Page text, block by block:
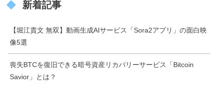
新着記事
【堀江貴文 無双】動画生成AIサービス「Sora2アプリ」の面白映
像5選
喪失BTCを復旧できる暗号資産リカバリーサービス「Bitcoin
Savior」とは？